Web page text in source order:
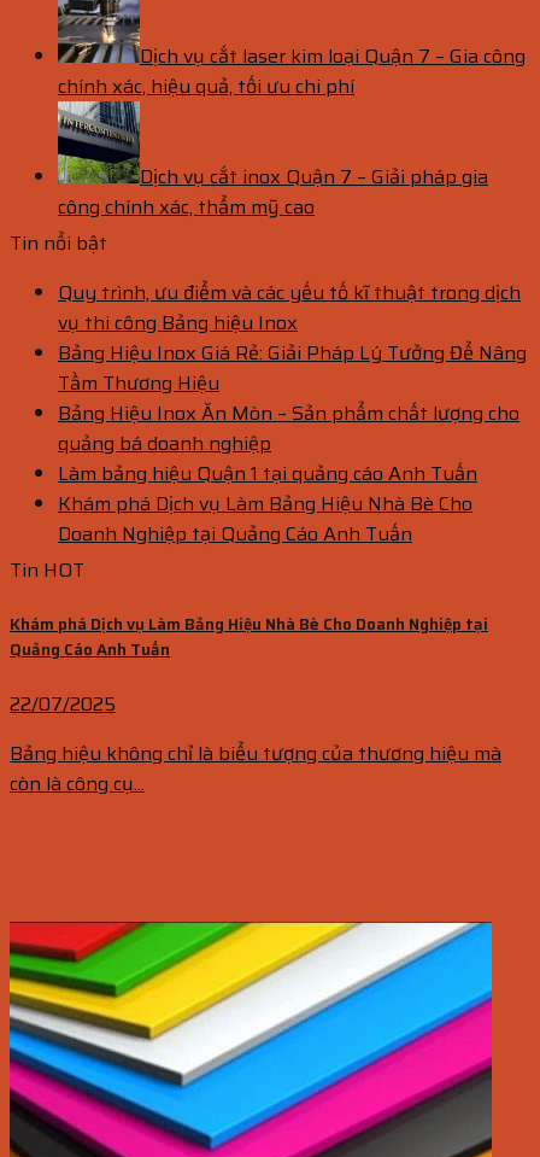
Dịch vụ cắt laser kim loại Quận 7 – Gia công
chính xác, hiệu quả, tối ưu chi phí
Dịch vụ cắt inox Quận 7 – Giải pháp gia
công chính xác, thẩm mỹ cao
Tin nổi bật
Quy trình, ưu điểm và các yếu tố kĩ thuật trong dịch
vụ thi công Bảng hiệu Inox
Bảng Hiệu Inox Giá Rẻ: Giải Pháp Lý Tưởng Để Nâng
Tầm Thương Hiệu
Bảng Hiệu Inox Ăn Mòn – Sản phẩm chất lượng cho
quảng bá doanh nghiệp
Làm bảng hiệu Quận 1 tại quảng cáo Anh Tuấn
Khám phá Dịch vụ Làm Bảng Hiệu Nhà Bè Cho
Doanh Nghiệp tại Quảng Cáo Anh Tuấn
Tin HOT
Khám phá Dịch vụ Làm Bảng Hiệu Nhà Bè Cho Doanh Nghiệp tại
Quảng Cáo Anh Tuấn
22/07/2025
Bảng hiệu không chỉ là biểu tượng của thương hiệu mà
còn là công cụ...